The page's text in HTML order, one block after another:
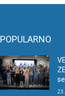
POPULARNO